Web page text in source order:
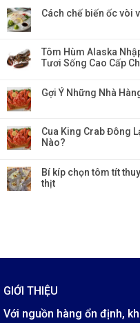
Cách chế biến ốc vòi
Tôm Hùm Alaska
Tươi Sống Cao Cấp
Gợi Ý Những Nhà
Cua King Crab Đông
Nào?
Bí kíp chọn tôm tít
thịt
GIỚI THIỆU
Với nguồn hàng ổn định,